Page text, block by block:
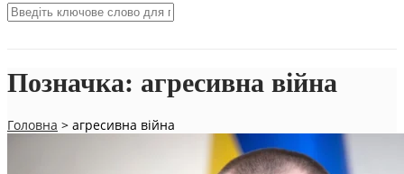
Позначка: агресивна війна
Головна > агресивна війна